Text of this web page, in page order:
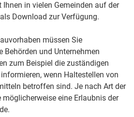
Ihnen in vielen Gemeinden auf der
Download zur Verfügung.
müssen Sie
Behörden und Unternehmen
zum Beispiel die zuständigen
wenn Haltestellen von
betroffen sind. Je nach Art der
eine Erlaubnis der